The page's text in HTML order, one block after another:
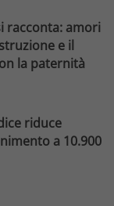
racconta: amori
e il
la paternità
riduce
a 10.900